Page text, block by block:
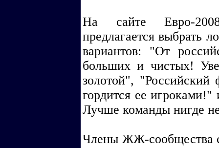
На сайте Евро-
предлагается выбрать
вариантов: "От
больших и чистых!
золотой", "Российский
гордится ее
Лучше команды нигде
Члены ЖЖ-сообщества